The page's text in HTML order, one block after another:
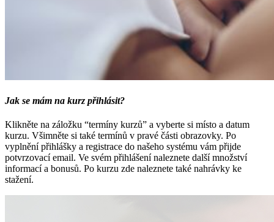
Jak se mám na kurz přihlásit?
Klikněte na záložku “termíny kurzů” a vyberte si místo a datum
kurzu. Všimněte si také termínů v pravé části obrazovky. Po
vyplnění přihlášky a registrace do našeho systému vám přijde
potvrzovací email. Ve svém přihlášení naleznete další množství
informací a bonusů. Po kurzu zde naleznete také nahrávky ke
stažení.